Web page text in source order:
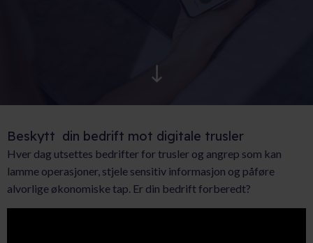
Beskytt din bedrift mot digitale trusler
Hver dag utsettes bedrifter for trusler og angrep som kan
lamme operasjoner, stjele sensitiv informasjon og påføre
alvorlige økonomiske tap. Er din bedrift forberedt?